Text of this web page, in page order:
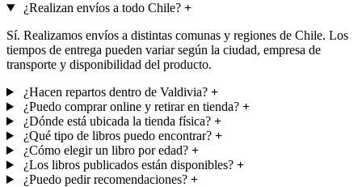
¿Realizan envíos a todo Chile? +
Sí. Realizamos envíos a distintas comunas y regiones de Chile. Los
tiempos de entrega pueden variar según la ciudad, empresa de
transporte y disponibilidad del producto.
¿Hacen repartos dentro de Valdivia? +
¿Puedo comprar online y retirar en tienda? +
¿Dónde está ubicada la tienda física? +
¿Qué tipo de libros puedo encontrar? +
¿Cómo elegir un libro por edad? +
¿Los libros publicados están disponibles? +
¿Puedo pedir recomendaciones? +